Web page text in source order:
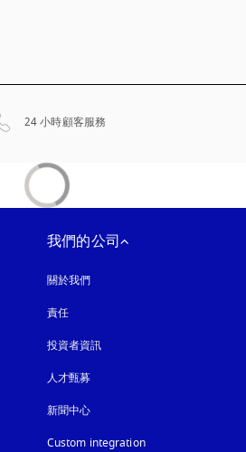
24 小時顧客服務
我們的公司
關於我們
責任
投資者資訊
人才甄募
新聞中心
Custom integration